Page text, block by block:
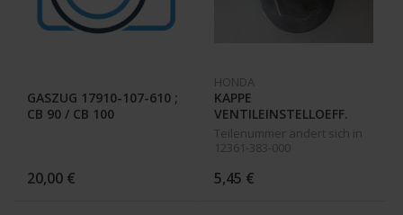
GASZUG 17910-107-610 ;
CB 90 / CB 100
20,00 €
HONDA
KAPPE
VENTILEINSTELLOEFF.
12361-107-000 CB 90 / CB
100
Teilenummer ändert sich in
12361-383-000
5,45 €